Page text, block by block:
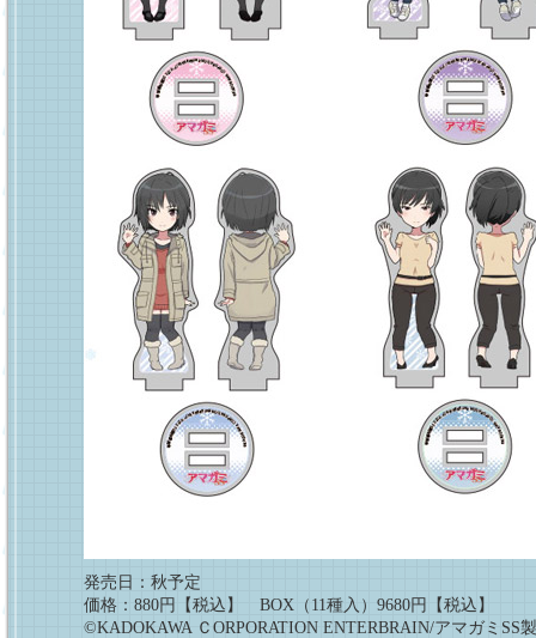
発売日：秋予定
価格：880円【税込】 BOX（11種入）9680円【税込】
©KADOKAWA ＣORPORATION ENTERBRAIN/アマガミSS